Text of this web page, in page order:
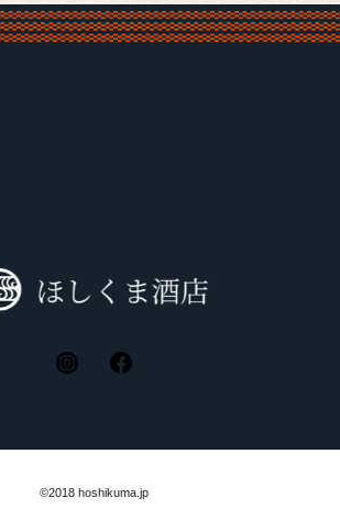
©2018 hoshikuma.jp